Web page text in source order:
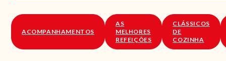
ACOMPANHAMENTOS
AS
MELHORES
REFEIÇÕES
CLÁSSICOS
DE
COZINHA